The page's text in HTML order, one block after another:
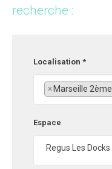
recherche :
Localisation *
× Marseille 2ème
Espace
Regus Les Docks